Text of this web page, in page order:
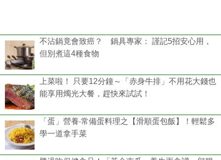
不沾鍋竟會致癌？ 鍋具專家： 謹記5招安心用，
但別煮這4種食物
上菜啦！ 只要12分鐘～「赤身牛排」不用花大錢也
能享用燭光大餐，趕快來試試！
「蛋」營養‧常備蛋料理之【滑順蛋包飯】！輕鬆多
學一道拿手菜